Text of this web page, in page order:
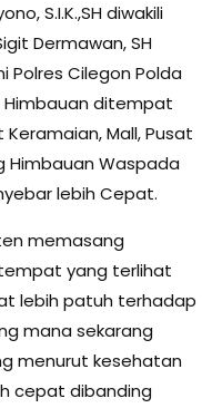
S.I.K.,SH diwakili
Dermawan, SH
Polres Cilegon Polda
Himbauan ditempat
Mall, Pusat
Himbauan Waspada
lebih Cepat.
memasang
yang terlihat
lebih patuh terhadap
mana sekarang
menurut kesehatan
cepat dibanding